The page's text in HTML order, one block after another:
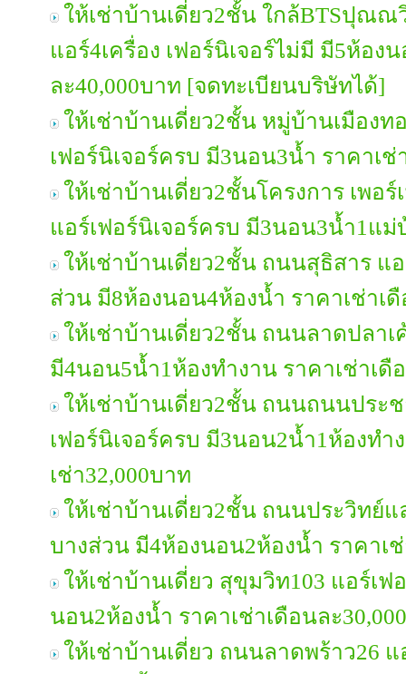
ให้เช่าบ้านเดี่ยว2ชั้น ใกล้BTSปุณ
แอร์4เครื่อง เฟอร์นิเจอร์ไม่มี มี5ห้อง
ละ40,000บาท [จดทะเบียนบริษัทได้]
ให้เช่าบ้านเดี่ยว2ชั้น หมู่บ้านเมือง
เฟอร์นิเจอร์ครบ มี3นอน3น้ำ ราคาเช่
ให้เช่าบ้านเดี่ยว2ชั้นโครงการ เพอ
แอร์เฟอร์นิเจอร์ครบ มี3นอน3น้ำ1แม่
ให้เช่าบ้านเดี่ยว2ชั้น ถนนสุธิสาร แอ
ส่วน มี8ห้องนอน4ห้องน้ำ ราคาเช่าเ
ให้เช่าบ้านเดี่ยว2ชั้น ถนนลาดปลาเ
มี4นอน5น้ำ1ห้องทำงาน ราคาเช่าเดื
ให้เช่าบ้านเดี่ยว2ชั้น ถนนถนนประ
เฟอร์นิเจอร์ครบ มี3นอน2น้ำ1ห้องท
เช่า32,000บาท
ให้เช่าบ้านเดี่ยว2ชั้น ถนนประวิทย์แ
บางส่วน มี4ห้องนอน2ห้องน้ำ ราคาเ
ให้เช่าบ้านเดี่ยว สุขุมวิท103 แอร์เฟ
นอน2ห้องน้ำ ราคาเช่าเดือนละ
ให้เช่าบ้านเดี่ยว ถนนลาดพร้าว26 แ